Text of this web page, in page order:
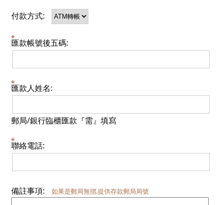
付款方式:
匯款帳號後五碼:
匯款人姓名:
郵局/銀行臨櫃匯款『需』填寫
聯絡電話:
備註事項: 如果是郵局無摺,提供存款郵局局號